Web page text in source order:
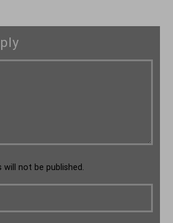
will not be published.